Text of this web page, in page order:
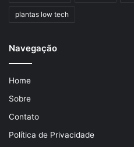
plantas low tech
Navegação
Home
Sobre
Contato
Política de Privacidade